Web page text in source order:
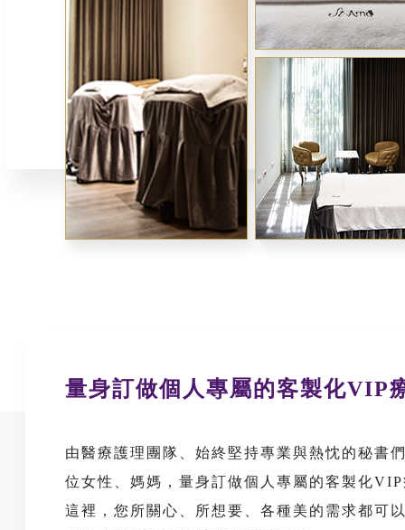
量身訂做個人專屬的客製化VIP
由醫療護理團隊、始終堅持專業與熱忱的秘書
位女性、媽媽，量身訂做個人專屬的客製化
這裡，您所關心、所想要、各種美的需求都可